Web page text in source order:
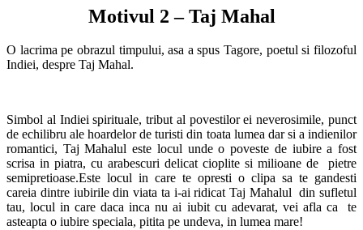
Motivul 2 – Taj Mahal
O lacrima pe obrazul timpului, asa a spus Tagore, poetul si filozoful
Indiei, despre Taj Mahal.
Simbol al Indiei spirituale, tribut al povestilor ei neverosimile, punct
de echilibru ale hoardelor de turisti din toata lumea dar si a indienilor
romantici, Taj Mahalul este locul unde o poveste de iubire a fost
scrisa in piatra, cu arabescuri delicat cioplite si milioane de pietre
semipretioase.Este locul in care te opresti o clipa sa te gandesti
careia dintre iubirile din viata ta i-ai ridicat Taj Mahalul din sufletul
tau, locul in care daca inca nu ai iubit cu adevarat, vei afla ca te
asteapta o iubire speciala, pitita pe undeva, in lumea mare!